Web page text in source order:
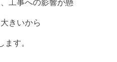
工事への影響が懸
きいから
ます。